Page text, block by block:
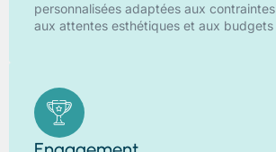
personnalisées adaptées aux
aux attentes esthétiques et aux budgets